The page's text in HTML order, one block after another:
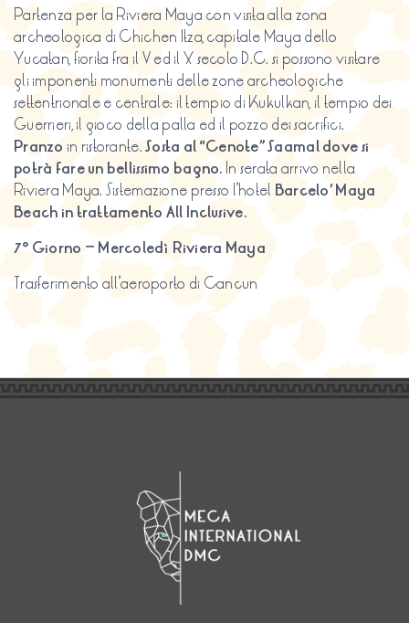
Partenza per la Riviera Maya con visita alla zona
archeologica di Chichen Itza, capitale Maya dello
Yucatan, fiorita fra il V ed il X secolo D.C. si possono visitare
gli imponenti monumenti delle zone archeologiche
settentrionale e centrale: il tempio di Kukulkan, il tempio dei
Guerrieri, il gioco della palla ed il pozzo dei sacrifici.
Pranzo in ristorante.Sosta al “Cenote” Saamal dove si
potrà fare un bellissimo bagno. In serata arrivo nella
Riviera Maya. Sistemazione presso l’hotel Barcelo’Maya
Beach in trattamento All Inclusive.
7º Giorno – Mercoledì Riviera Maya
Trasferimento all’aeroporto di Cancun